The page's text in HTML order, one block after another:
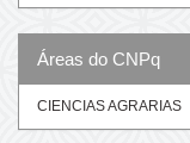
Áreas do CNPq
CIENCIAS AGRARIAS